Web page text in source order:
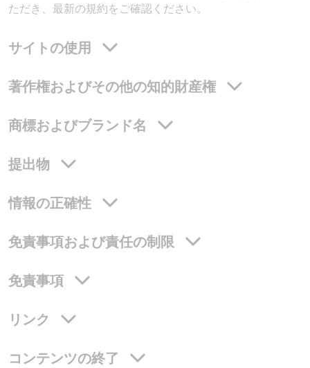
ただき、最新の規約をご確認ください。
サイトの使用
著作権およびその他の知的財産権
商標およびブランド名
提出物
情報の正確性
免責事項および責任の制限
免責事項
リンク
コンテンツの終了